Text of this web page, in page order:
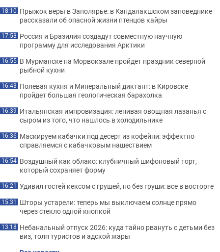
18:10 Прыжок веры в Заполярье: в Кандалакшском заповеднике
рассказали об опасной жизни птенцов кайры
17:53 Россия и Бразилия создадут совместную научную
программу для исследования Арктики
16:55 В Мурманске на Морвокзале пройдет праздник северной
рыбной кухни
16:43 Полевая кухня и Минеральный диктант: в Кировске
пройдет большая геологическая барахолка
16:39 Итальянская импровизация: ленивая овощная лазанья с
сыром из того, что нашлось в холодильнике
16:36 Маскируем кабачки под десерт из кофейни: эффектно
справляемся с кабачковым нашествием
16:54 Воздушный как облако: клубничный шифоновый торт,
который сохраняет форму
16:21 Удивил гостей кексом с грушей, но без груши: все в восторге
15:31 Шторы устарели: теперь мы выключаем солнце прямо
через стекло одной кнопкой
13:18 Небанальный отпуск 2026: куда тайно рвануть с детьми без
виз, толп туристов и адской жары